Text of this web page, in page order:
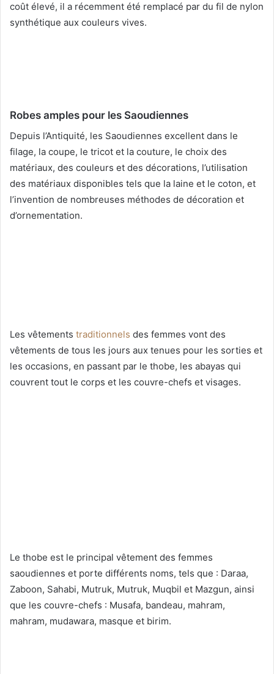
coût élevé, il a récemment été remplacé par du fil de nylon
synthétique aux couleurs vives.
Robes amples pour les Saoudiennes
Depuis l’Antiquité, les Saoudiennes excellent dans le
filage, la coupe, le tricot et la couture, le choix des
matériaux, des couleurs et des décorations, l’utilisation
des matériaux disponibles tels que la laine et le coton, et
l’invention de nombreuses méthodes de décoration et
d’ornementation.
Les vêtements traditionnels des femmes vont des
vêtements de tous les jours aux tenues pour les sorties et
les occasions, en passant par le thobe, les abayas qui
couvrent tout le corps et les couvre-chefs et visages.
Le thobe est le principal vêtement des femmes
saoudiennes et porte différents noms, tels que : Daraa,
Zaboon, Sahabi, Mutruk, Mutruk, Muqbil et Mazgun, ainsi
que les couvre-chefs : Musafa, bandeau, mahram,
mahram, mudawara, masque et birim.